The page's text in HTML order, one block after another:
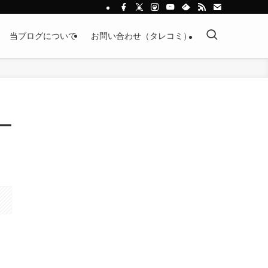
当ブログについて お問い合わせ（タレコミ）